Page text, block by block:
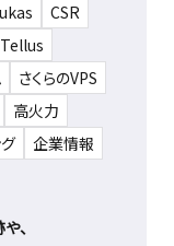
CSR
Tellus
さくらのVPS
高火力
企業情報
、